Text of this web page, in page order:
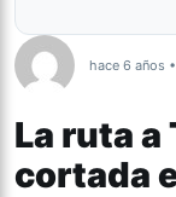
hace 6 años
La ruta
cortada